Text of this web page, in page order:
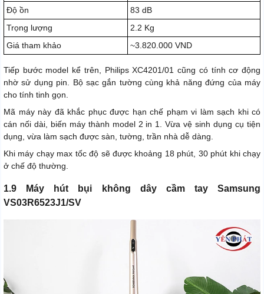
Độ ồn
83 dB
Trọng lượng
2.2 Kg
Giá tham khảo
~3.820.000 VND
Tiếp bước model kể trên, Philips XC4201/01 cũng có tính cơ động
nhờ sử dụng pin. Bộ sạc gắn tường cùng khả năng đứng của máy
cho tính tinh gọn.
Mã máy này đã khắc phục được hạn chế phạm vi làm sạch khi có
cán nối dài, biến máy thành model 2 in 1. Vừa vệ sinh dụng cụ tiện
dụng, vừa làm sạch được sàn, tường, trần nhà dễ dàng.
Khi máy chạy max tốc độ sẽ được khoảng 18 phút, 30 phút khi chạy
ở chế độ thường.
1.9 Máy hút bụi không dây cầm tay Samsung
VS03R6523J1/SV